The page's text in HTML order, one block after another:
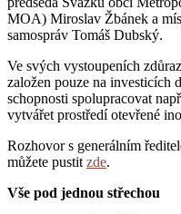
MOA) Miroslav Žbánek a
samospráv Tomáš Dubský.
Ve svých vystoupeních
založen pouze na investicích
schopnosti spolupracovat
vytvářet prostředí otevřené
Rozhovor s generálním
můžete pustit zde.
Vše pod jednou střechou